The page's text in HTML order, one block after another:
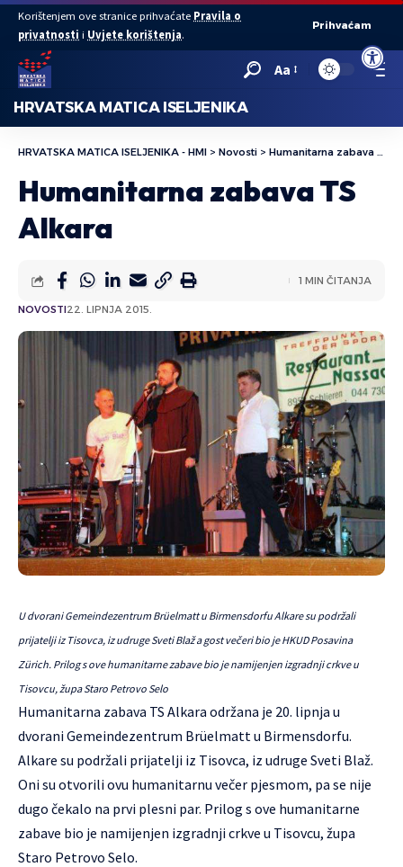
Open
Korištenjem ove stranice prihvaćate Pravila o
privatnosti i Uvjete korištenja.
Prihvaćam
Aa
HRVATSKA MATICA ISELJENIKA
HRVATSKA MATICA ISELJENIKA - HMI > Novosti > Humanitarna zabava TS Alkara
Humanitarna zabava TS
Alkara
NOVOSTI22. LIPNJA 2015.
1 MIN ČITANJA
U dvorani Gemeindezentrum Brüelmatt u Birmensdorfu Alkare su podržali
prijatelji iz Tisovca, iz udruge Sveti Blaž a gost večeri bio je HKUD Posavina
Zürich. Prilog s ove humanitarne zabave bio je namijenjen izgradnji crkve u
Tisovcu, župa Staro Petrovo Selo
Humanitarna zabava TS Alkara održana je 20. lipnja u
dvorani Gemeindezentrum Brüelmatt u Birmensdorfu.
Alkare su podržali prijatelji iz Tisovca, iz udruge Sveti Blaž.
Oni su otvorili ovu humanitarnu večer pjesmom, pa se nije
dugo čekalo na prvi plesni par. Prilog s ove humanitarne
zabave bio je namijenjen izgradnji crkve u Tisovcu, župa
Staro Petrovo Selo.